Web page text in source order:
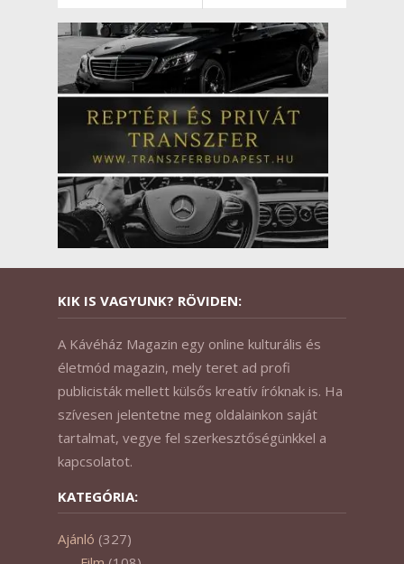
KIK IS VAGYUNK? RÖVIDEN:
A Kávéház Magazin egy online kulturális és
életmód magazin, mely teret ad profi
publicisták mellett külsős kreatív íróknak is. Ha
szívesen jelentetne meg oldalainkon saját
tartalmat, vegye fel szerkesztőségünkkel a
kapcsolatot.
KATEGÓRIA:
Ajánló (327)